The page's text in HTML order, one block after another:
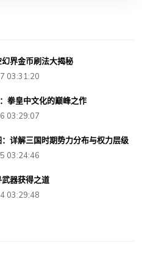
界金币刷法大揭秘
03:31:20
拳皇中文化的巅峰之作
03:29:07
详解三国时期势力分布与权力层级
03:24:46
器获得之道
03:29:48